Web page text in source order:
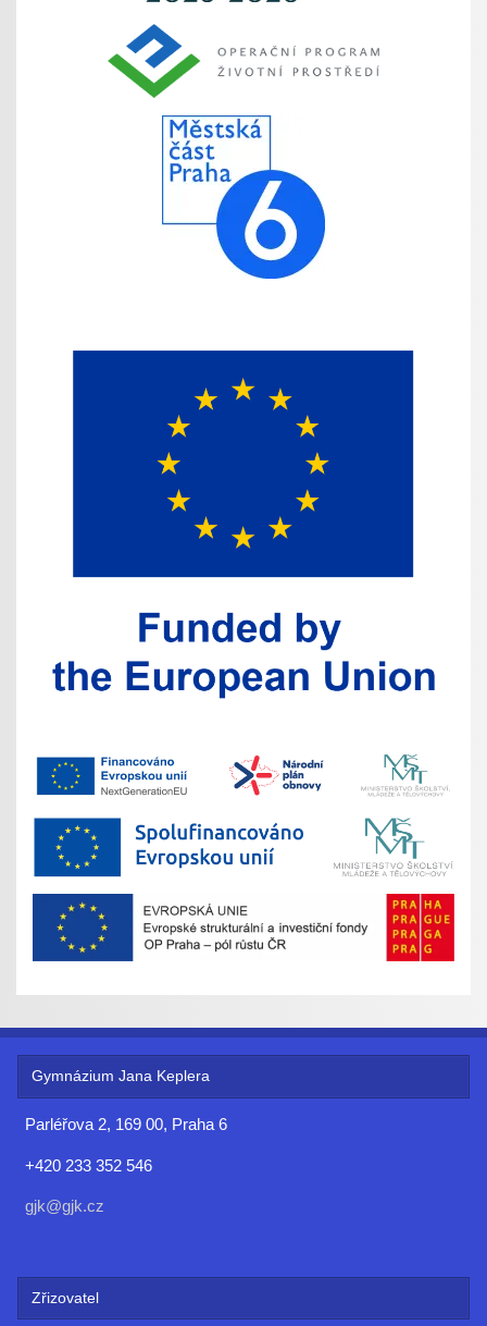
Gymnázium Jana Keplera
Parléřova 2, 169 00, Praha 6
+420 233 352 546
gjk@gjk.cz
Zřizovatel